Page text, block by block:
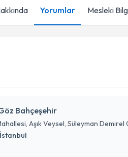
Yorumlar Mesleki
Bahçeşehir
Aşık Veysel, Süleyman
İstanbul